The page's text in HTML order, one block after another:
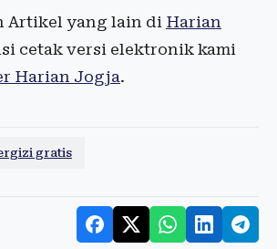
Artikel yang lain di Harian
cetak versi elektronik kami
Harian Jogja.
gratis